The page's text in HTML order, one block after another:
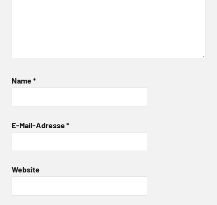
Name*
E-Mail-Adresse*
Website